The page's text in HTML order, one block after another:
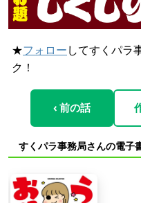
★フォロー してすくパラ
ク！
‹ 前の話
すくパラ事務局さんの電子